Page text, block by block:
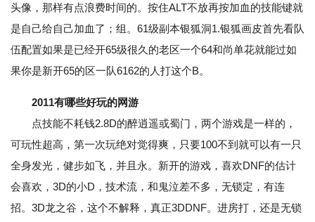
头像，那样有点浪费时间的。按住ALT不放再按加血的技能键就
是自己给自己加血了；组。61级副本银狐洞1.银狐画皮首先看队
伍配置如果是已经开65级很久的老区一个64和尚单花就能过如
果你是新开65的区一队6162的人打这个B。
2011有哪些好玩的网游
点技能不耗钱2.8D的醉逍遥或蜀门，两个游戏是一样的，
可玩性超高，第一次玩绝对觉得爽，只要100不到就可以有一只
全身发光，健步如飞，并且永。新开的游戏，喜欢DNF的估计
会喜欢，3D的小D，技术流，和鬼泣差不多，无锁定，有连
招。3D龙之谷，这个不解释，真正3DDNF。进房打，还是无锁